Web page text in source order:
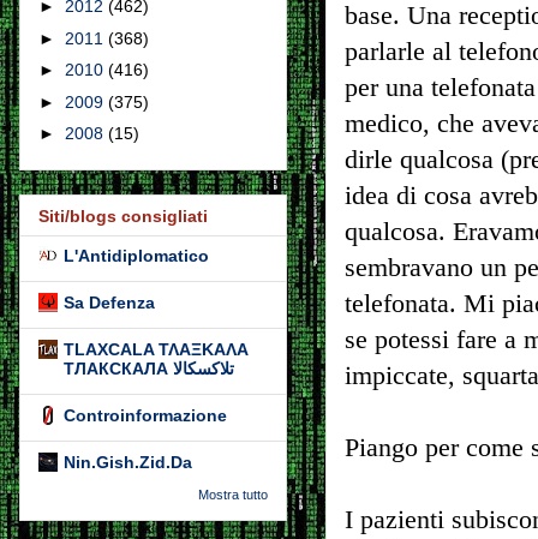
base. Una
parlarle al
per una
medico, che
dirle qualcosa
idea di cosa
qualcosa.
sembravano un
telefonata. Mi
se potessi fare a
impiccate,
Piango per come
I pazienti
► 2012 (462)
► 2011 (368)
► 2010 (416)
► 2009 (375)
► 2008 (15)
Siti/blogs consigliati
L'Antidiplomatico
Sa Defenza
TLAXCALA ΤΛΑΞΚΑΛΑ
ТЛАКСКАЛА تلاكسكالا
Controinformazione
Nin.Gish.Zid.Da
Mostra tutto